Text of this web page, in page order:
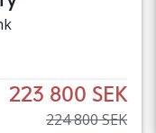
223 800 SEK
224 800 SEK